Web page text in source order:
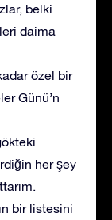
belki
daima
özel bir
Günü’n
her şey
bir listesini